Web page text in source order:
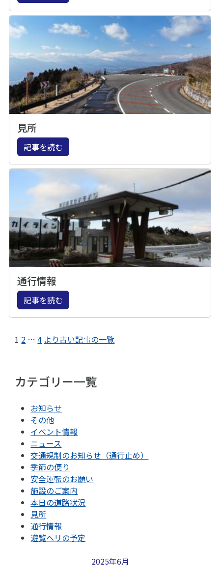
見所
記事を読む
通行情報
記事を読む
1 2 … 4 より古い記事の一覧
カテゴリー一覧
お知らせ
その他
イベント情報
ニュース
交通規制のお知らせ（通行止め）
季節の便り
安全運転のお願い
施設のご案内
本日の道路状況
見所
通行情報
遊覧ヘリの予定
2025年6月